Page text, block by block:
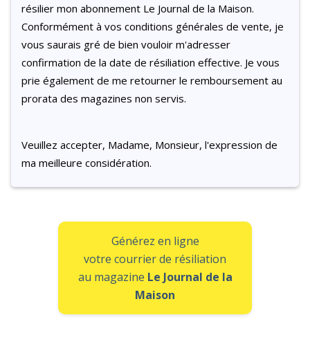
résilier mon abonnement Le Journal de la Maison.
Conformément à vos conditions générales de vente, je
vous saurais gré de bien vouloir m'adresser
confirmation de la date de résiliation effective. Je vous
prie également de me retourner le remboursement au
prorata des magazines non servis.
Veuillez accepter, Madame, Monsieur, l'expression de
ma meilleure considération.
Générez en ligne
votre courrier de résiliation
au magazine Le Journal de la
Maison